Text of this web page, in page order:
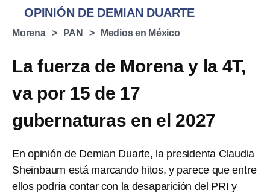
OPINIÓN DE DEMIAN DUARTE
Morena PAN Medios en México
La fuerza de Morena y la 4T,
va por 15 de 17
gubernaturas en el 2027
En opinión de Demian Duarte, la presidenta Claudia
Sheinbaum está marcando hitos, y parece que entre
ellos podría contar con la desaparición del PRI y